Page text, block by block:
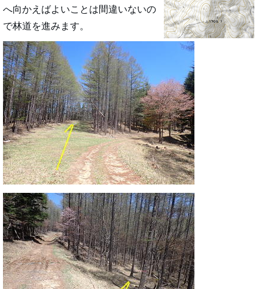
へ向かえばよいことは間違いないの
で林道を進みます。